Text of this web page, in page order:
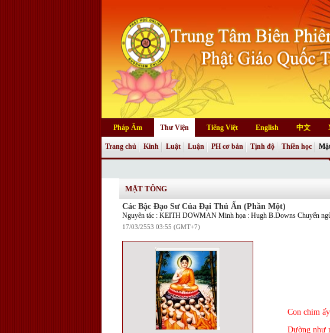
Pháp Âm Thư Viện Tiếng Việt English 中文
Trang chủ Kinh Luật Luận PH cơ bản Tịnh độ Thiền học
MẬT TÔNG
Các Bậc Đạo Sư Của Đại Thủ Ấn (Phần Một)
Nguyên tác : KEITH DOWMAN Minh họa : Hugh B.Downs Chuyển
17/03/2553 03:55 (GMT+7)
Con chim
Dường như